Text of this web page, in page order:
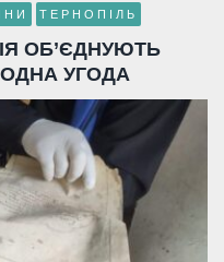
ТЕРНОПІЛЬ
ОБ’ЄДНУЮТЬ
УГОДА